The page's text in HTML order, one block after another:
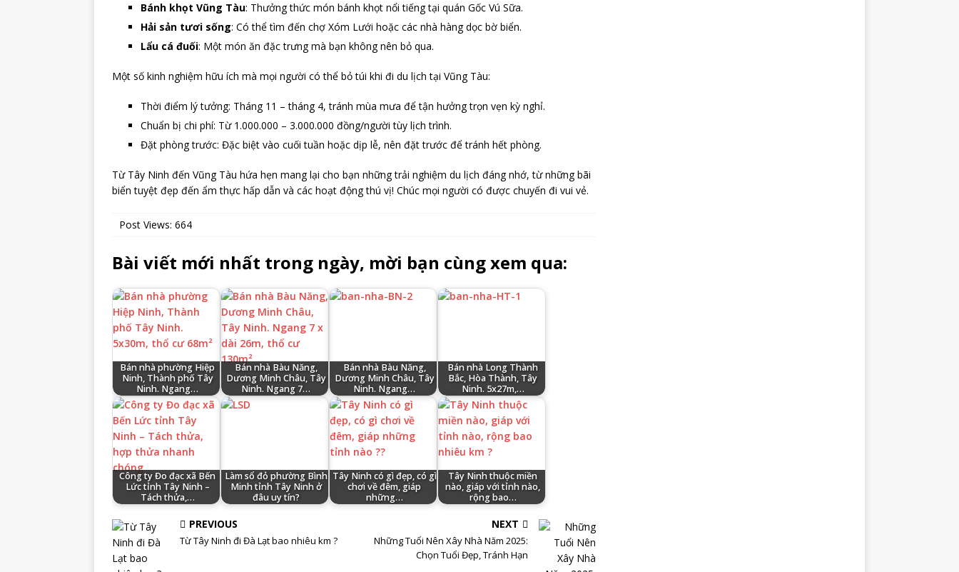
Bánh khọt Vũng Tàu: Thưởng thức món bánh khọt nổi tiếng tại quán Gốc Vú Sữa.
Hải sản tươi sống: Có thể tìm đến chợ Xóm Lưới hoặc các nhà hàng dọc bờ biển.
Lẩu cá đuối: Một món ăn đặc trưng mà bạn không nên bỏ qua.
Một số kinh nghiệm hữu ích mà mọi người có thể bỏ túi khi đi du lịch tại Vũng Tàu:
Thời điểm lý tưởng: Tháng 11 – tháng 4, tránh mùa mưa để tận hưởng trọn vẹn kỳ nghỉ.
Chuẩn bị chi phí: Từ 1.000.000 – 3.000.000 đồng/người tùy lịch trình.
Đặt phòng trước: Đặc biệt vào cuối tuần hoặc dịp lễ, nên đặt trước để tránh hết phòng.
Từ Tây Ninh đến Vũng Tàu hứa hẹn mang lại cho bạn những trải nghiệm du lịch đáng nhớ, từ những bãi
biển tuyệt đẹp đến ẩm thực hấp dẫn và các hoạt động thú vị! Chúc mọi người có được chuyến đi vui vẻ.
Post Views: 664
Bài viết mới nhất trong ngày, mời bạn cùng xem qua:
Bán nhà phường Hiệp
Ninh, Thành phố Tây
Ninh. Ngang…
Bán nhà Bàu Năng,
Dương Minh Châu, Tây
Ninh. Ngang 7…
Bán nhà Bàu Năng,
Dương Minh Châu, Tây
Ninh. Ngang…
Bán nhà Long Thành
Bắc, Hòa Thành, Tây
Ninh. 5x27m,…
Công ty Đo đạc xã Bến
Lức tỉnh Tây Ninh –
Tách thửa,…
Làm sổ đỏ phường Bình
Minh tỉnh Tây Ninh ở
đâu uy tín?
Tây Ninh có gì đẹp, có gì
chơi về đêm, giáp
những…
Tây Ninh thuộc miền
nào, giáp với tỉnh nào,
rộng bao…
PREVIOUS
Từ Tây Ninh đi Đà Lạt bao nhiêu km ?
NEXT
Những Tuổi Nên Xây Nhà Năm 2025:
Chọn Tuổi Đẹp, Tránh Hạn